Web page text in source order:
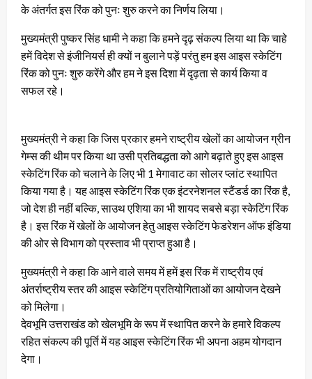
के अंतर्गत इस रिंक को पुनः शुरु करने का निर्णय लिया।
मुख्यमंत्री पुष्कर सिंह धामी ने कहा कि हमने दृढ़ संकल्प लिया था कि चाहे
हमें विदेश से इंजीनियर्स ही क्यों न बुलाने पड़ें परंतु हम इस आइस स्केटिंग
रिंक को पुनः शुरु करेंगे और हम ने इस दिशा में दृढ़ता से कार्य किया व
सफल रहे।
मुख्यमंत्री ने कहा कि जिस प्रकार हमने राष्ट्रीय खेलों का आयोजन ग्रीन
गेम्स की थीम पर किया था उसी प्रतिबद्धता को आगे बढ़ाते हुए इस आइस
स्केटिंग रिंक को चलाने के लिए भी 1 मेगावाट का सोलर प्लांट स्थापित
किया गया है। यह आइस स्केटिंग रिंक एक इंटरनेशनल स्टैंडर्ड का रिंक है,
जो देश ही नहीं बल्कि, साउथ एशिया का भी शायद सबसे बड़ा स्केटिंग रिंक
है। इस रिंक में खेलों के आयोजन हेतु आइस स्केटिंग फेडरेशन ऑफ इंडिया
की ओर से विभाग को प्रस्ताव भी प्राप्त हुआ है।
मुख्यमंत्री ने कहा कि आने वाले समय में हमें इस रिंक में राष्ट्रीय एवं
अंतर्राष्ट्रीय स्तर की आइस स्केटिंग प्रतियोगिताओं का आयोजन देखने
को मिलेगा।
देवभूमि उत्तराखंड को खेलभूमि के रूप में स्थापित करने के हमारे विकल्प
रहित संकल्प की पूर्ति में यह आइस स्केटिंग रिंक भी अपना अहम योगदान
देगा।